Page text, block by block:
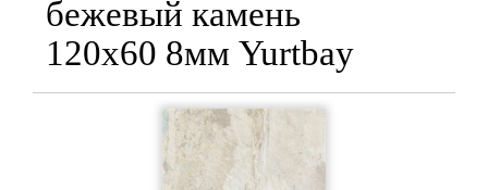
бежевый камень
120x60 8мм Yurtbay